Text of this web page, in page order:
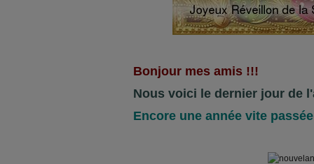
Bonjour mes amis !!!
Nous voici le dernier jour de
Encore une année vite